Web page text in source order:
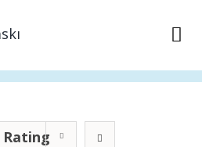
Sepet
Rating